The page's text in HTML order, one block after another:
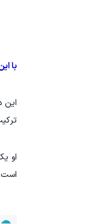
با
این
او